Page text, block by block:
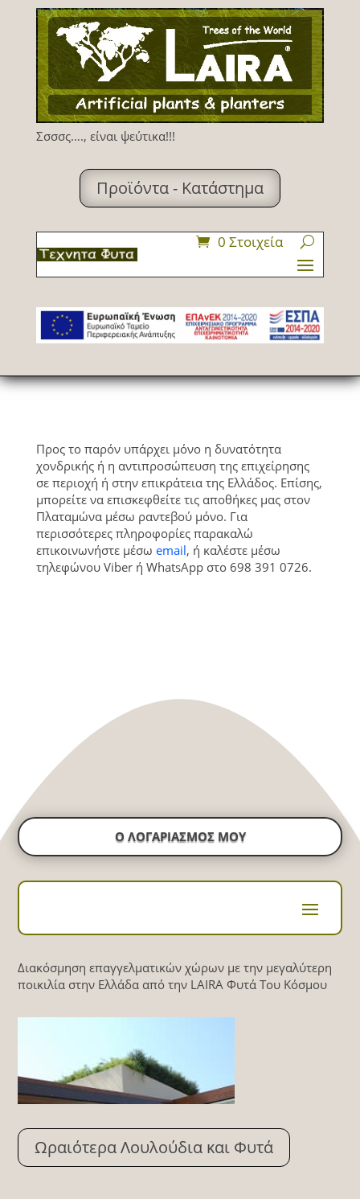
Σσσσς…., είναι ψεύτικα!!!
Προϊόντα - Κατάστημα
0 Στοιχεία
Προς το παρόν υπάρχει μόνο η δυνατότητα
χονδρικής ή η αντιπροσώπευση της επιχείρησης
σε περιοχή ή στην επικράτεια της Ελλάδος. Επίσης,
μπορείτε να επισκεφθείτε τις αποθήκες μας στον
Πλαταμώνα μέσω ραντεβού μόνο. Για
περισσότερες πληροφορίες παρακαλώ
επικοινωνήστε μέσω email, ή καλέστε μέσω
τηλεφώνου Viber ή WhatsApp στο 698 391 0726.
Ο ΛΟΓΑΡΙΑΣΜΟΣ ΜΟΥ
Διακόσμηση επαγγελματικών χώρων με την μεγαλύτερη
ποικιλία στην Ελλάδα από την LAIRA Φυτά Του Κόσμου
Ωραιότερα Λουλούδια και Φυτά